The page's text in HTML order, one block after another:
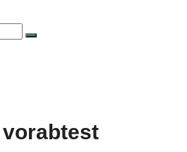
vorabtest